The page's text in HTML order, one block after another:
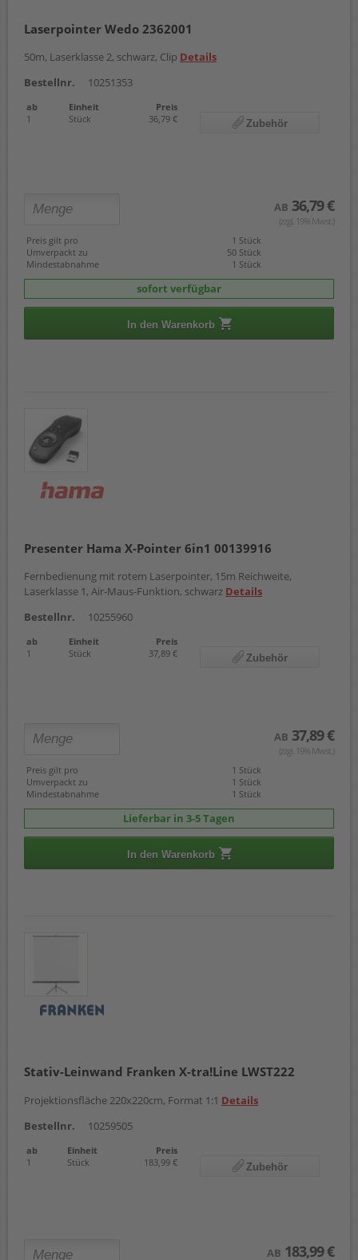
Laserpointer Wedo 2362001
50m, Laserklasse 2, schwarz, Clip Details
Bestellnr.
10251353
ab Einheit
Preis
1
Stück 36,79 € Zubehör
AB 36,79 €
(zzgl. 19% Mwst.)
Preis gilt pro
1 Stück
Umverpackt zu
50 Stück
Mindestabnahme
1 Stück
sofort verfügbar
In den Warenkorb
Presenter Hama X-Pointer 6in1 00139916
Fernbedienung mit rotem Laserpointer, 15m Reichweite,
Laserklasse 1, Air-Maus-Funktion, schwarz Details
Bestellnr.
10255960
ab Einheit
Preis
1
Stück 37,89 € Zubehör
AB 37,89 €
(zzgl. 19% Mwst.)
Preis gilt pro
1 Stück
Umverpackt zu
1 Stück
Mindestabnahme
1 Stück
Lieferbar in 3-5 Tagen
In den Warenkorb
Stativ-Leinwand Franken X-tra!Line LWST222
Projektionsfläche 220x220cm, Format 1:1 Details
Bestellnr.
10259505
ab Einheit
Preis
1
Stück 183,99 € Zubehör
AB 183,99 €